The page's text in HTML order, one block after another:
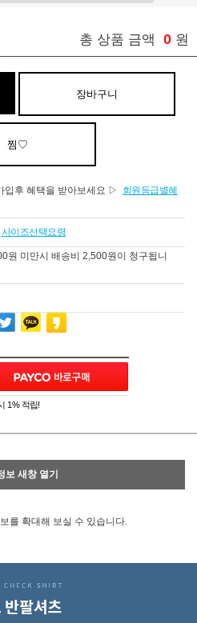
총 상품 금액 0 원
장바구니
찜♡
입후 혜택을 받아보세요 ▷
회원등급별혜
사이즈선택요령
원 미만시 배송비 2,500원이 청구됩니
1% 적립!
보 새창 열기
를 확대해 보실 수 있습니다.